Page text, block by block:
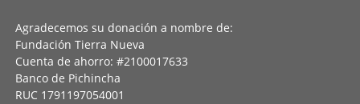
Agradecemos su donación a nombre de:
Fundación Tierra Nueva
Cuenta de ahorro: #2100017633
Banco de Pichincha
RUC 1791197054001